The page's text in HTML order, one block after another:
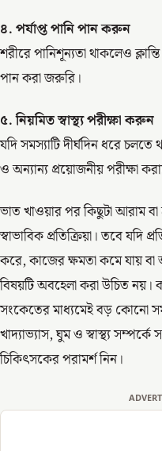
৪. পর্যাপ্ত পানি পান করুন
শরীরে পানিশূন্যতা থাকলেও
পান করা জরুরি।
৫. নিয়মিত স্বাস্থ্য পরীক্ষা করুন
যদি সমস্যাটি দীর্ঘদিন ধরে
ও অন্যান্য প্রয়োজনীয় পরীক্ষা
ভাত খাওয়ার পর কিছুটা আরাম
স্বাভাবিক প্রতিক্রিয়া। তবে যদি
করে, কাজের ক্ষমতা কমে যায়
বিষয়টি অবহেলা করা উচিত
সংকেতের মাধ্যমেই বড় কোনো
খাদ্যাভ্যাস, ঘুম ও স্বাস্থ্য
চিকিৎসকের পরামর্শ নিন।